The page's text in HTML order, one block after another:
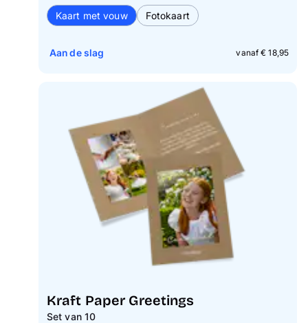
Kaart met vouw
Fotokaart
vanaf € 18,95
Aan de slag
Kraft Paper Greetings
Set van 10